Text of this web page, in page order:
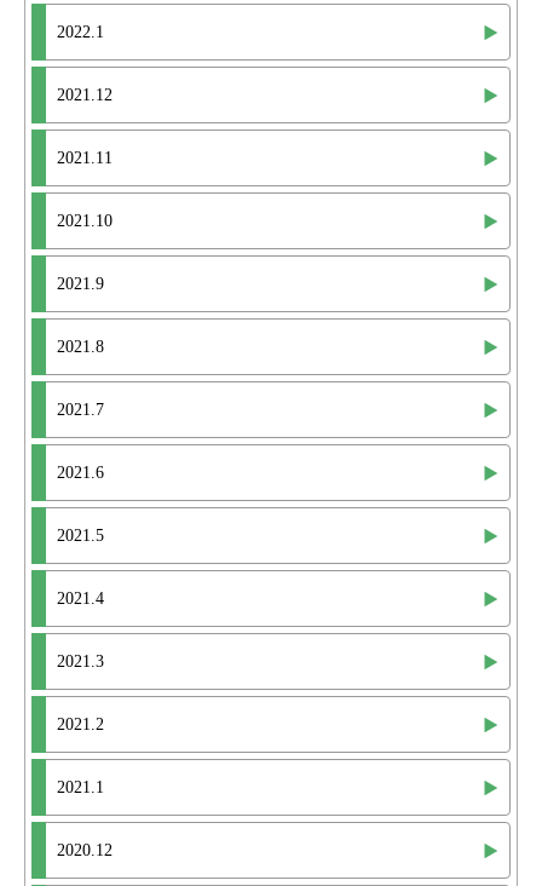
2022.1
2021.12
2021.11
2021.10
2021.9
2021.8
2021.7
2021.6
2021.5
2021.4
2021.3
2021.2
2021.1
2020.12